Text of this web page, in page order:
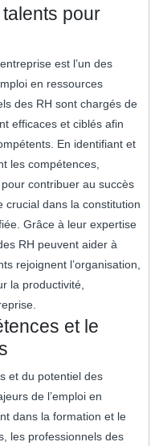
pour
est l’un des
en ressources
des RH sont chargés de
efficaces et ciblés afin
En identifiant et
les compétences,
contribuer au succès
crucial dans la constitution
Grâce à leur expertise
RH peuvent aider à
rejoignent l’organisation,
la productivité,
et le
et du potentiel des
de l’emploi en
dans la formation et le
les professionnels des